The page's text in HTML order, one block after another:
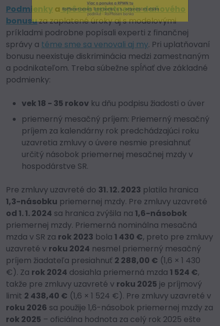
Podmienkya spôsob uplatnenia daňového
bonusuza zaplatené úroky aj s modelovými
príkladmi podrobne popísali experti z finančnej
správy a téme sme sa venovali aj my. Pri uplatňovaní
bonusu neexistuje diskriminácia medzi zamestnaným
a podnikateľom. Treba súbežne spĺňať dve základné
podmienky:
vek 18 - 35 rokov ku dňu podpisu žiadosti o úver
priemerný mesačný príjem: Priemerný mesačný
príjem za kalendárny rok predchádzajúci roku
uzavretia zmluvy o úvere nesmie presiahnuť
určitý násobok priemernej mesačnej mzdy v
hospodárstve SR.
Pre zmluvy uzavreté do 31. 12. 2023 platila hranica
1,3-násobku priemernej mzdy. Pre zmluvy uzavreté
od 1. 1. 2024 sa hranica zvýšila na 1,6-násobok
priemernej mzdy. Priemerná nominálna mesačná
mzda v SR za rok 2023 bola 1 430 €, preto pre zmluvy
uzavreté v roku 2024 nesmel priemerný mesačný
príjem žiadateľa presiahnuť 2 288,00 € (1,6 × 1 430
€). Za rok 2024 dosiahla priemerná mzda 1 524 €,
takže pre zmluvy uzavreté v roku 2025 je príjmový
limit 2 438,40 € (1,6 × 1 524 €). Pre zmluvy uzavreté v
roku 2026 sa použije 1,6-násobok priemernej mzdy za
rok 2025 – oficiálna hodnota za celý rok 2025 ešte